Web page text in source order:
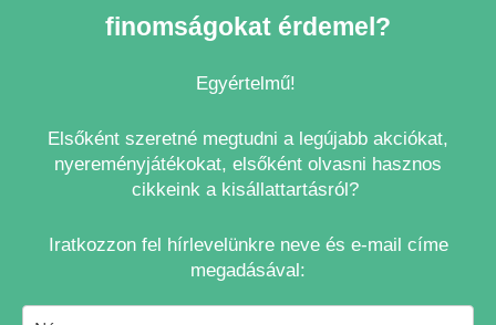
finomságokat érdemel?
Egyértelmű!
Elsőként szeretné megtudni a legújabb akciókat,
nyereményjátékokat, elsőként olvasni hasznos
cikkeink a kisállattartásról?
Iratkozzon fel hírlevelünkre neve és e-mail címe
megadásával: